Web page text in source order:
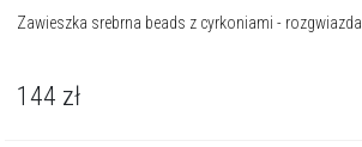
Zawieszka srebrna beads z cyrkoniami - rozgwiazda
144 zł